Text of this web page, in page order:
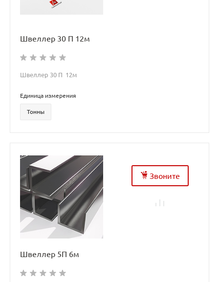
Швеллер 30 П 12м
Швеллер 30 П 12м
Единица измерения
Тонны
Звоните
Швеллер 5П 6м